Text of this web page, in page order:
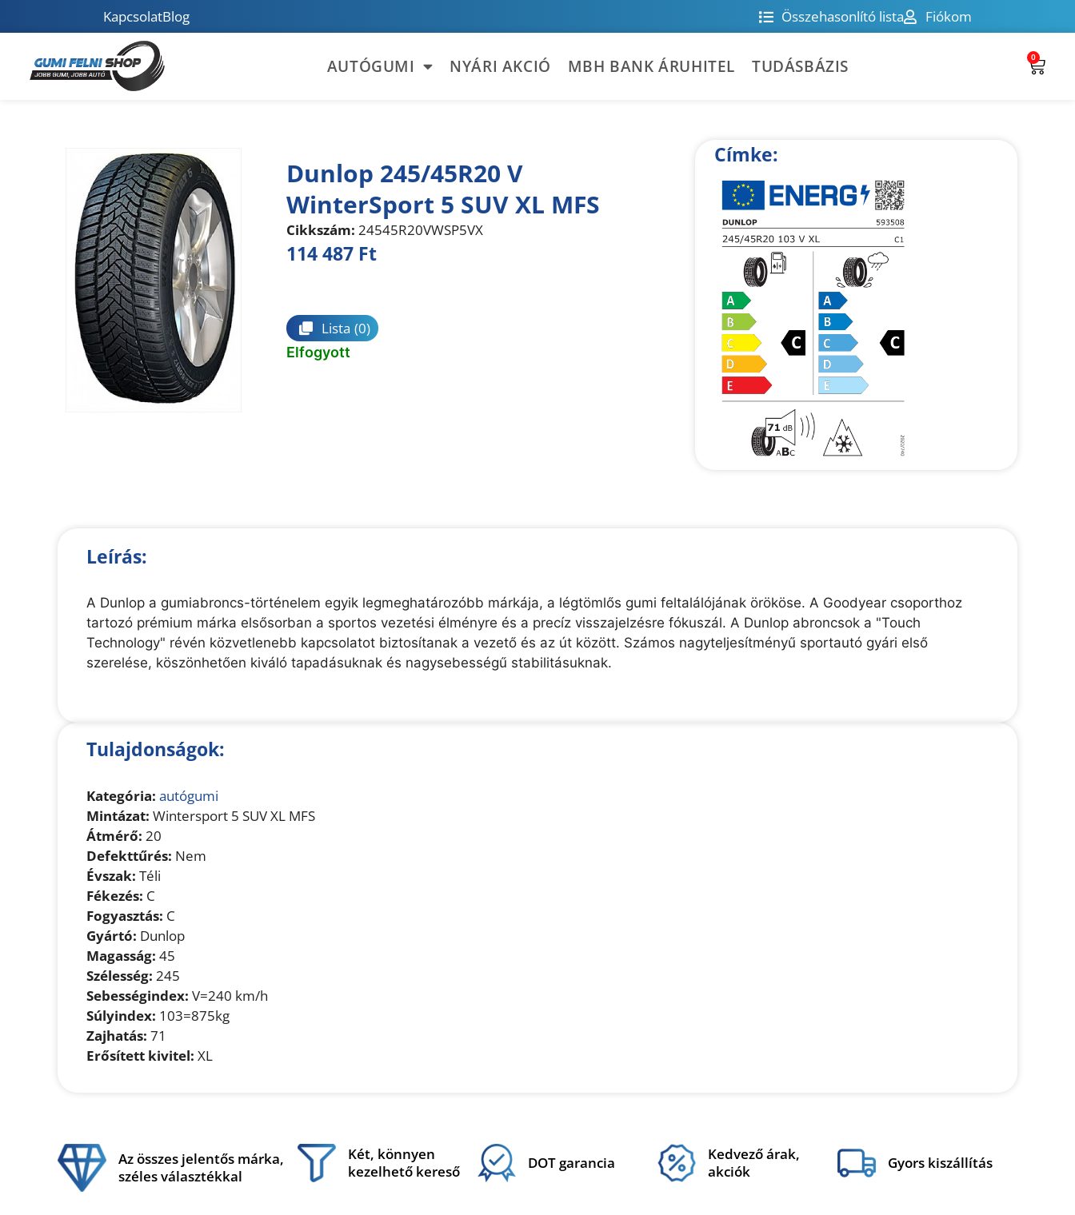
KapcsolatBlog Összehasonlító lista Fiókom
AUTÓGUMI NYÁRI AKCIÓ MBH BANK ÁRUHITEL TUDÁSBÁZIS 0
Dunlop 245/45R20 V
WinterSport 5 SUV XL MFS
Cikkszám: 24545R20VWSP5VX
114 487 Ft
Lista (0)
Elfogyott
Címke:
Leírás:
A Dunlop a gumiabroncs-történelem egyik legmeghatározóbb márkája, a légtömlős gumi feltalálójának örököse. A Goodyear csoporthoz
tartozó prémium márka elsősorban a sportos vezetési élményre és a precíz visszajelzésre fókuszál. A Dunlop abroncsok a "Touch
Technology" révén közvetlenebb kapcsolatot biztosítanak a vezető és az út között. Számos nagyteljesítményű sportautó gyári első
szerelése, köszönhetően kiváló tapadásuknak és nagysebességű stabilitásuknak.
Tulajdonságok:
Kategória: autógumi
Mintázat: Wintersport 5 SUV XL MFS
Átmérő: 20
Defekttűrés: Nem
Évszak: Téli
Fékezés: C
Fogyasztás: C
Gyártó: Dunlop
Magasság: 45
Szélesség: 245
Sebességindex: V=240 km/h
Súlyindex: 103=875kg
Zajhatás: 71
Erősített kivitel: XL
Az összes jelentős márka,
széles választékkal
Két, könnyen
kezelhető kereső
DOT garancia
Kedvező árak,
akciók
Gyors kiszállítás